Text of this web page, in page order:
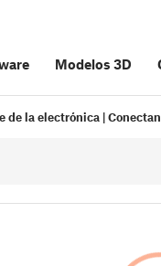
Modelos 3D
de la electrónica |